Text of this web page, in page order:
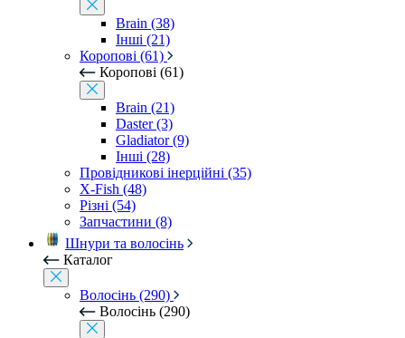
Brain (38)
Інші (21)
Коропові (61)
Коропові (61)
Brain (21)
Daster (3)
Gladiator (9)
Інші (28)
Провідникові інерційні (35)
X-Fish (48)
Різні (54)
Запчастини (8)
Шнури та волосінь
Каталог
Волосінь (290)
Волосінь (290)